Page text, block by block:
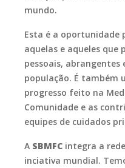
mundo.
Esta é a oportunidade
aquelas e aqueles que
pessoais,
população. É também
progresso feito na
Comunidade e as
equipes de cuidados
A SBMFC integra a
inciativa mundial.